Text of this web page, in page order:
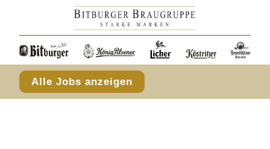
Alle Jobs anzeigen